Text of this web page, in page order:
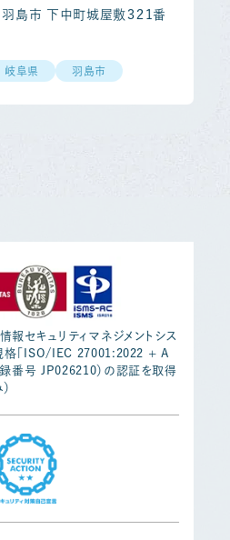
島市 下中町城屋敷３２１番
岐阜県 羽島市
報セキュリティマネジメントシス
格「ISO/IEC 27001:2022 + A
番号 JP026210）の認証を取得